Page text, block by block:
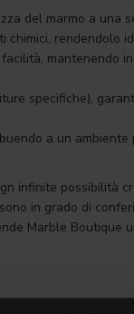
del marmo a una
rendendolo
mantenendo
specifiche),
a un ambiente
infinite possibilità
in grado di
Marble Boutique